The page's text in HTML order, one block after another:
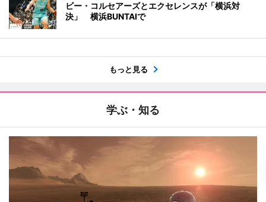
ビー・コルセアーズとエクセレンスが「横浜対
決」 横浜BUNTAIで
もっと見る
学ぶ・知る